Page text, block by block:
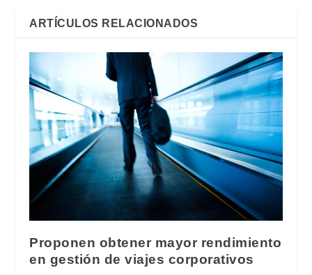
ARTÍCULOS RELACIONADOS
Proponen obtener mayor rendimiento
en gestión de viajes corporativos